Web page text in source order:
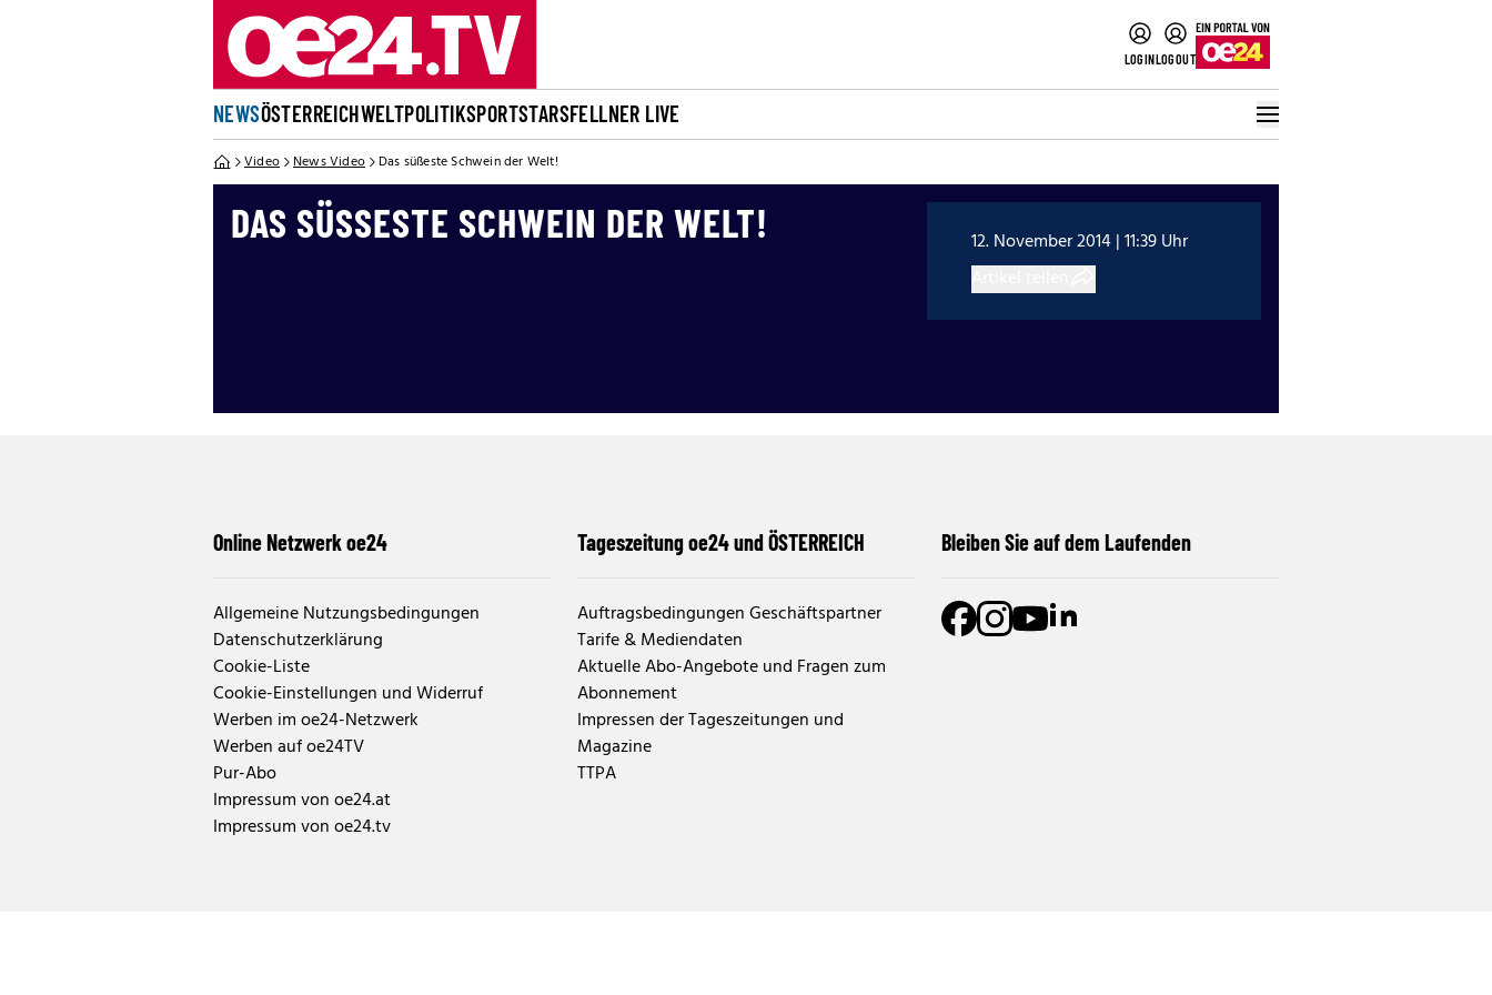
LOGINLOGOUT
NEWSÖSTERREICHWELTPOLITIKSPORTSTARSFELLNER LIVE
Video News Video Das süßeste Schwein der Welt!
DAS SÜSSESTE SCHWEIN DER WELT!
12. November 2014 | 11:39 Uhr
Online Netzwerk oe24
Allgemeine Nutzungsbedingungen
Datenschutzerklärung
Cookie-Liste
Cookie-Einstellungen und Widerruf
Werben im oe24-Netzwerk
Werben auf oe24TV
Pur-Abo
Impressum von oe24.at
Impressum von oe24.tv
Tageszeitung oe24 und ÖSTERREICH
Auftragsbedingungen Geschäftspartner
Tarife & Mediendaten
Aktuelle Abo-Angebote und Fragen zum
Abonnement
Impressen der Tageszeitungen und
Magazine
TTPA
Bleiben Sie auf dem Laufenden